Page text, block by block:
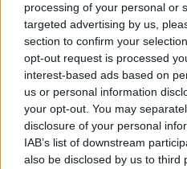
processing of your personal or
targeted advertising by us,
section to confirm your
opt-out request is processed
interest-based ads based on
us or personal information
your opt-out. You may
disclosure of your personal
IAB’s list of downstream
also be disclosed by us to third
Ceuta-
migranter
grense og
under
31. juli 2026 -
USA har
millioner